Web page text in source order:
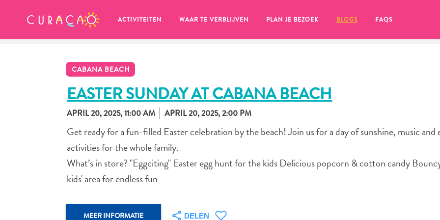
ACTIVITEITEN WAAR TE VERBLIJVEN PLAN JE BEZOEK BLOGS FAQS
CABANA BEACH
EASTER SUNDAY AT CABANA BEACH
APRIL 20, 2025, 11:00 AM APRIL 20, 2025, 2:00 PM
Get ready for a fun-filled Easter celebration by the beach! Join us for a day of sunshine, music and
activities for the whole family.
What’s in store? "Eggciting" Easter egg hunt for the kids Delicious popcorn & cotton candy
kids' area for endless fun
MEER INFORMATIE DELEN
MIJN FAVORIETEN
favoriete plekken opgeslagen.